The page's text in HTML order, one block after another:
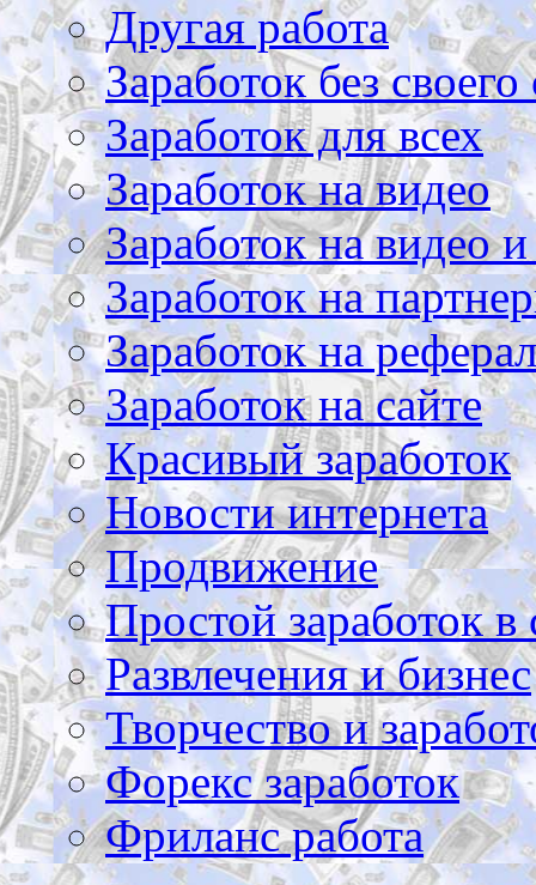
Другая работа
Заработок без своего
Заработок для всех
Заработок на видео
Заработок на видео
Заработок на
Заработок на
Заработок на сайте
Красивый заработок
Новости интернета
Продвижение
Простой заработок в
Развлечения и бизнес
Творчество и
Форекс заработок
Фриланс работа